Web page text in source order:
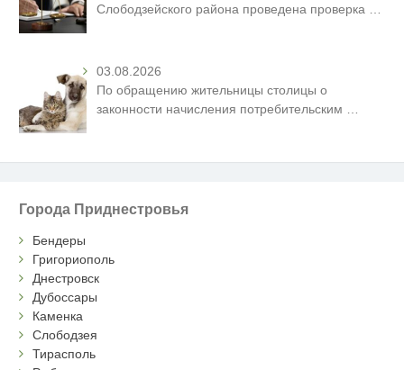
Слободзейского района проведена проверка
03.08.2026
По обращению жительницы столицы о
законности начисления потребительским
Города Приднестровья
Бендеры
Григориополь
Днестровск
Дубоссары
Каменка
Слободзея
Тирасполь